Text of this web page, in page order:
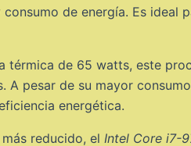
de energía. Es ideal
térmica de 65 watts, este
pesar de su mayor
energética.
reducido, el Intel Core i7-